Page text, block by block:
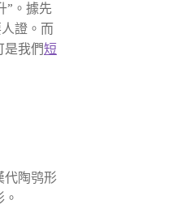
”。據先
證。而
是我們短
代陶鸮形